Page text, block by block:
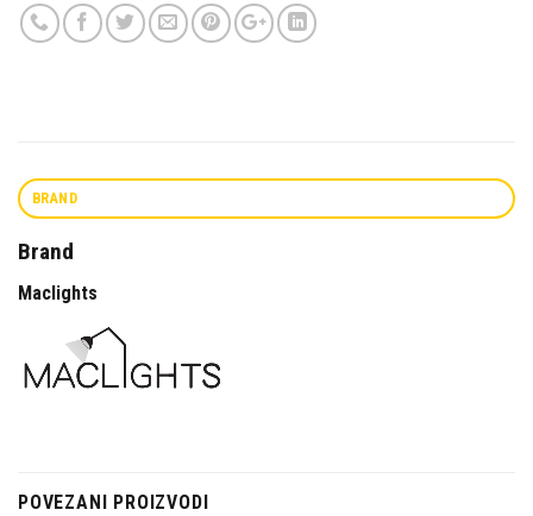
BRAND
Brand
Maclights
POVEZANI PROIZVODI